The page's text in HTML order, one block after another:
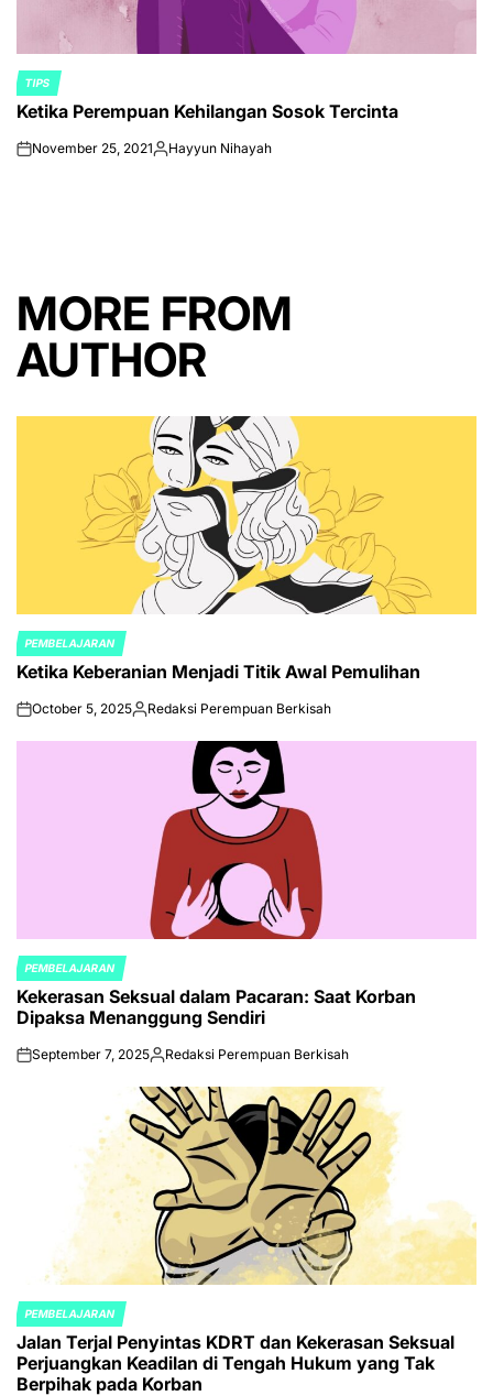
POSTED
IN
TIPS
Ketika Perempuan Kehilangan Sosok Tercinta
onNovember 25, 2021Posted
Hayyun Nihayah
MORE FROM
AUTHOR
POSTED
IN
PEMBELAJARAN
Ketika Keberanian Menjadi Titik Awal Pemulihan
onOctober 5, 2025Posted
Redaksi Perempuan Berkisah
POSTED
IN
PEMBELAJARAN
Kekerasan Seksual dalam Pacaran: Saat Korban
Dipaksa Menanggung Sendiri
onSeptember 7, 2025Posted
Redaksi Perempuan Berkisah
POSTED
IN
PEMBELAJARAN
Jalan Terjal Penyintas KDRT dan Kekerasan Seksual
Perjuangkan Keadilan di Tengah Hukum yang Tak
Berpihak pada Korban